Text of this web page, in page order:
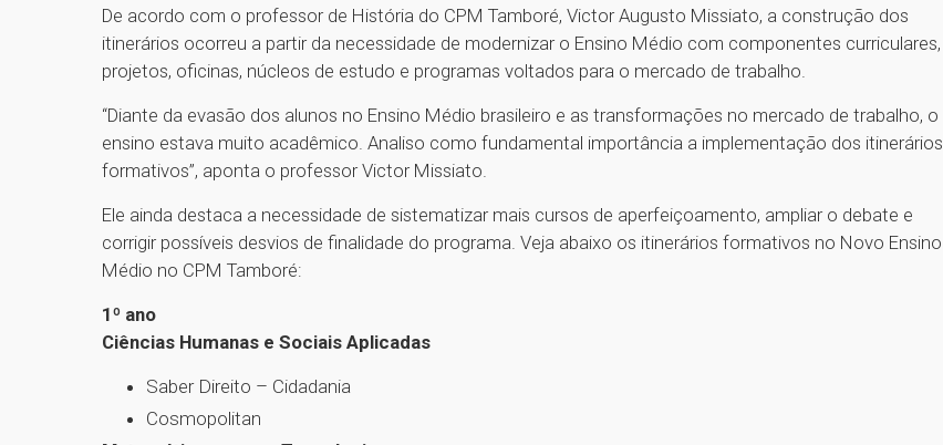
De acordo com o professor de História do CPM Tamboré, Victor Augusto Missiato, a construção dos
itinerários ocorreu a partir da necessidade de modernizar o Ensino Médio com componentes curriculares,
projetos, oficinas, núcleos de estudo e programas voltados para o mercado de trabalho.
“Diante da evasão dos alunos no Ensino Médio brasileiro e as transformações no mercado de trabalho, o
ensino estava muito acadêmico. Analiso como fundamental importância a implementação dos itinerários
formativos”, aponta o professor Victor Missiato.
Ele ainda destaca a necessidade de sistematizar mais cursos de aperfeiçoamento, ampliar o debate e
corrigir possíveis desvios de finalidade do programa. Veja abaixo os itinerários formativos no Novo Ensino
Médio no CPM Tamboré:
1º ano
Ciências Humanas e Sociais Aplicadas
Saber Direito – Cidadania
Cosmopolitan